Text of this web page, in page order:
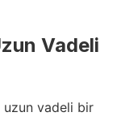
Vadeli
uzun vadeli bir